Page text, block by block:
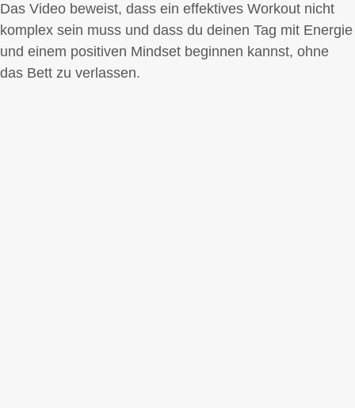
Das Video beweist, dass ein effektives Workout nicht
komplex sein muss und dass du deinen Tag mit Energie
und einem positiven Mindset beginnen kannst, ohne
das Bett zu verlassen.